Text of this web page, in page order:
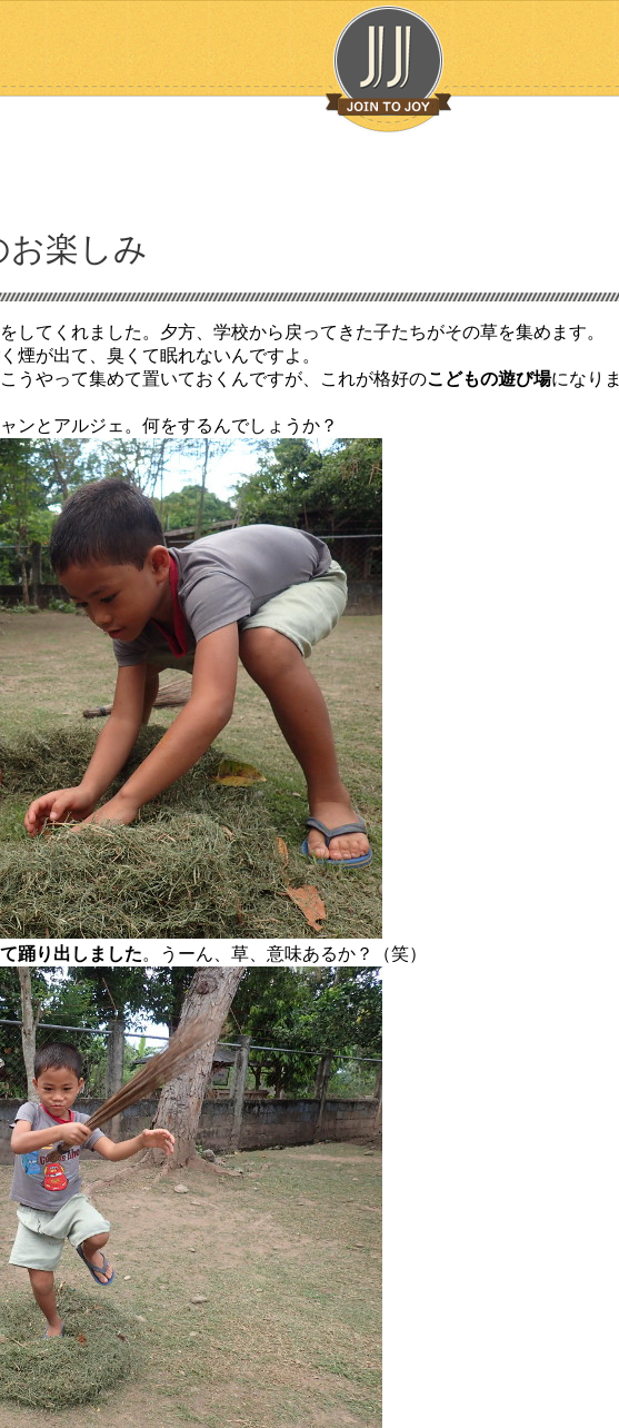
お楽しみ
をしてくれました。夕方、学校から戻ってきた子たちがその草を集めます。
煙が出て、臭くて眠れないんですよ。
うやって集めて置いておくんですが、これが格好のこどもの遊び場になりま
ンとアルジェ。何をするんでしょうか？
踊り出しました。うーん、草、意味あるか？（笑）